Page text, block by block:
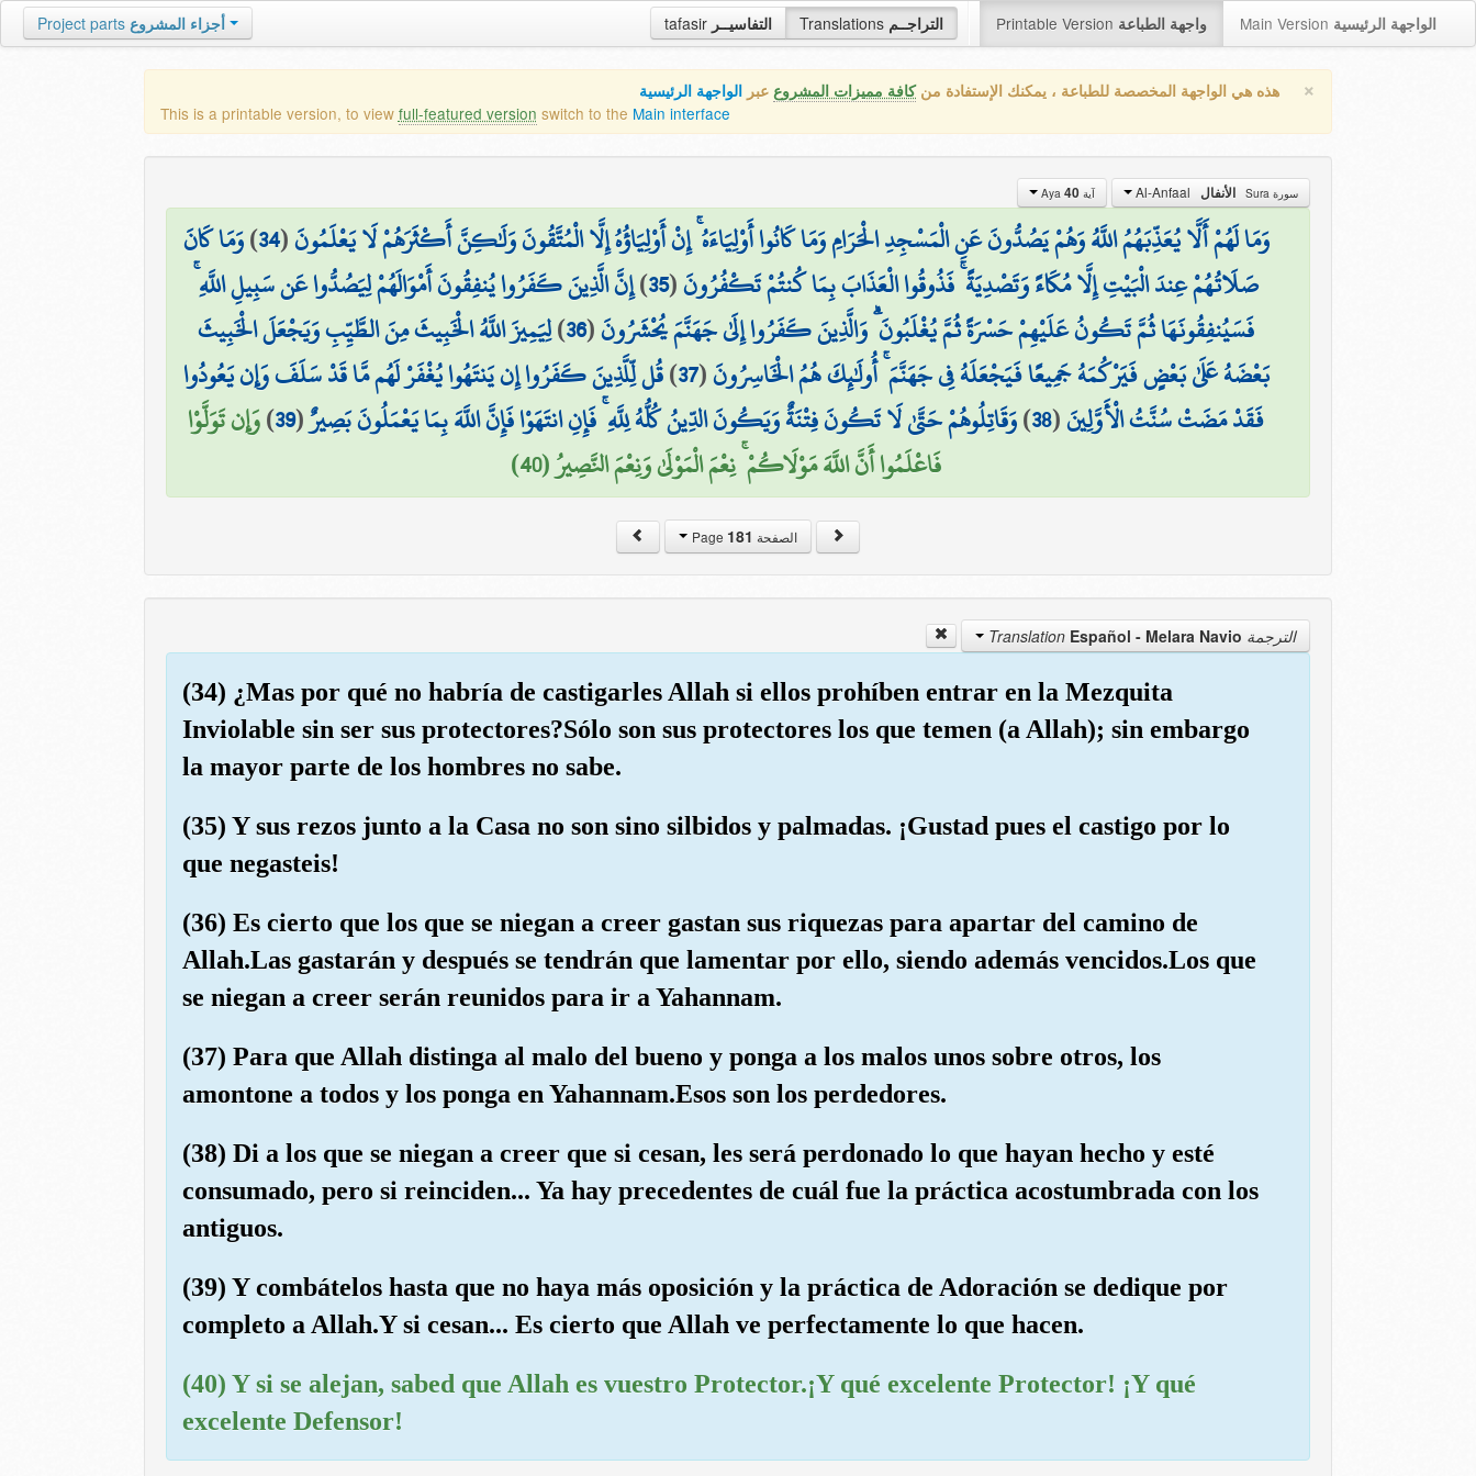
tafasir التفاسيــر Translations التراجــم Printable Version واجهة الطباعة Main Version الواجهة الرئيسية Project parts أجزاء المشروع
× هذه هي الواجهة المخصصة للطباعة ، يمكنك الإستفادة منكافة مميزات المشروع عبر الواجهة الرئيسية
This is a printable version, to view full-featured version switch to the Main interface
سورة Sura الأنفال آية Aya 40
وَمَا لَهُمْ أَلَّا يُعَذِّبَهُمُ اللَّهُ وَهُمْ يَصُدُّونَ عَنِ الْمَسْجِدِ الْحَرَامِ وَمَا كَانُوا أَوْلِيَاءَهُ ۚ إِنْ أَوْلِيَاؤُهُ إِلَّا الْمُتَّقُونَ وَلَٰكِنَّ أَكْثَرَهُمْ لَا يَعْلَمُونَ(
34
)وَمَا كَانَ
صَلَاتُهُمْ عِندَ الْبَيْتِ إِلَّا مُكَاءً وَتَصْدِيَةً ۚ فَذُوقُوا الْعَذَابَ بِمَا كُنتُمْ تَكْفُرُونَ(
35
)إِنَّ الَّذِينَ كَفَرُوا يُنفِقُونَ أَمْوَالَهُمْ لِيَصُدُّوا عَن سَبِيلِ اللَّهِ ۚ
فَسَيُنفِقُونَهَا ثُمَّ تَكُونُ عَلَيْهِمْ حَسْرَةً ثُمَّ يُغْلَبُونَ ۗ وَالَّذِينَ كَفَرُوا إِلَىٰ جَهَنَّمَ يُحْشَرُونَ(
36
)لِيَمِيزَ اللَّهُ الْخَبِيثَ مِنَ الطَّيِّبِ وَيَجْعَلَ الْخَبِيثَ
بَعْضَهُ عَلَىٰ بَعْضٍ فَيَرْكُمَهُ جَمِيعًا فَيَجْعَلَهُ فِي جَهَنَّمَ ۚ أُولَٰئِكَ هُمُ الْخَاسِرُونَ(
37
)قُل لِّلَّذِينَ كَفَرُوا إِن يَنتَهُوا يُغْفَرْ لَهُم مَّا قَدْ سَلَفَ وَإِن يَعُودُوا
فَقَدْ مَضَتْ سُنَّتُ الْأَوَّلِينَ(
38
)وَقَاتِلُوهُمْ حَتَّىٰ لَا تَكُونَ فِتْنَةٌ وَيَكُونَ الدِّينُ كُلُّهُ لِلَّهِ ۚ فَإِنِ انتَهَوْا فَإِنَّ اللَّهَ بِمَا يَعْمَلُونَ بَصِيرٌ(
39
)وَإِن تَوَلَّوْا
فَاعْلَمُوا أَنَّ اللَّهَ مَوْلَاكُمْ ۚ نِعْمَ الْمَوْلَىٰ وَنِعْمَ النَّصِيرُ (40)
الصفحة Page 181
الترجمة Translation Español - Melara Navio
(34) ¿Mas por qué no habría de castigarles Allah si ellos prohíben entrar en la Mezquita
Inviolable sin ser sus protectores?Sólo son sus protectores los que temen (a Allah); sin embargo
la mayor parte de los hombres no sabe.
(35) Y sus rezos junto a la Casa no son sino silbidos y palmadas. ¡Gustad pues el castigo por lo
que negasteis!
(36) Es cierto que los que se niegan a creer gastan sus riquezas para apartar del camino de
Allah.Las gastarán y después se tendrán que lamentar por ello, siendo además vencidos.Los que
se niegan a creer serán reunidos para ir a Yahannam.
(37) Para que Allah distinga al malo del bueno y ponga a los malos unos sobre otros, los
amontone a todos y los ponga en Yahannam.Esos son los perdedores.
(38) Di a los que se niegan a creer que si cesan, les será perdonado lo que hayan hecho y esté
consumado, pero si reinciden... Ya hay precedentes de cuál fue la práctica acostumbrada con los
antiguos.
(39) Y combátelos hasta que no haya más oposición y la práctica de Adoración se dedique por
completo a Allah.Y si cesan... Es cierto que Allah ve perfectamente lo que hacen.
(40) Y si se alejan, sabed que Allah es vuestro Protector.¡Y qué excelente Protector! ¡Y qué
excelente Defensor!